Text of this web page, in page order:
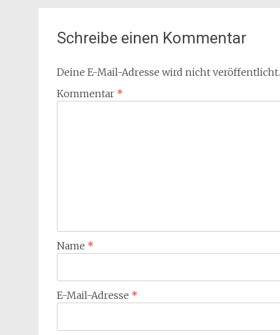
Schreibe einen Kommentar
Deine E-Mail-Adresse wird nicht veröffentlicht.
Kommentar *
Name *
E-Mail-Adresse *